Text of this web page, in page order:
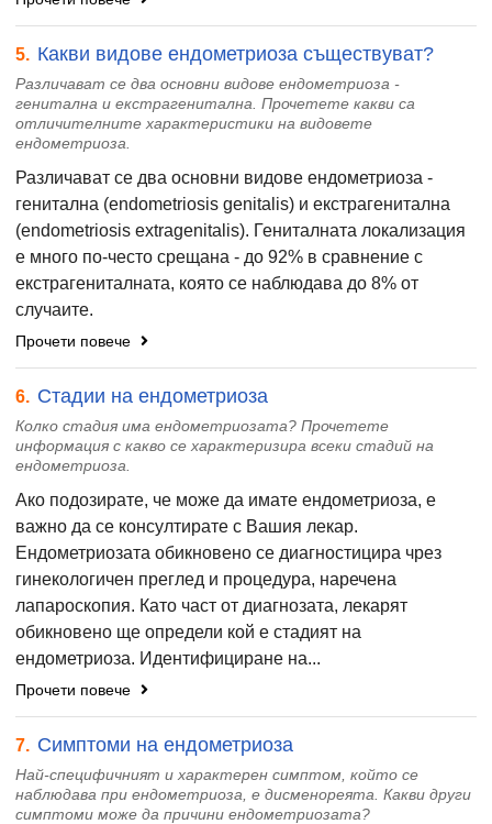
5. Какви видове ендометриоза съществуват?
Различават се два основни видове ендометриоза -
генитална и екстрагенитална. Прочетете какви са
отличителните характеристики на видовете
ендометриоза.
Различават се два основни видове ендометриоза -
генитална (endometriosis genitalis) и екстрагенитална
(endometriosis extragenitalis). Гениталната локализация
е много по-често срещана - до 92% в сравнение с
екстрагениталната, която се наблюдава до 8% от
случаите.
Прочети повече
6. Стадии на ендометриоза
Колко стадия има ендометриозата? Прочетете
информация с какво се характеризира всеки стадий на
ендометриоза.
Ако подозирате, че може да имате ендометриоза, е
важно да се консултирате с Вашия лекар.
Ендометриозата обикновено се диагностицира чрез
гинекологичен преглед и процедура, наречена
лапароскопия. Като част от диагнозата, лекарят
обикновено ще определи кой е стадият на
ендометриоза. Идентифициране на...
Прочети повече
7. Симптоми на ендометриоза
Най-специфичният и характерен симптом, който се
наблюдава при ендометриоза, е дисменореята. Какви други
симптоми може да причини ендометриозата?